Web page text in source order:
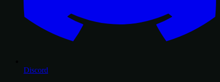
Discord